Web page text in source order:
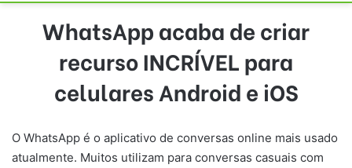
WhatsApp acaba de criar
recurso INCRÍVEL para
celulares Android e iOS
O WhatsApp é o aplicativo de conversas online mais usado
atualmente. Muitos utilizam para conversas casuais com